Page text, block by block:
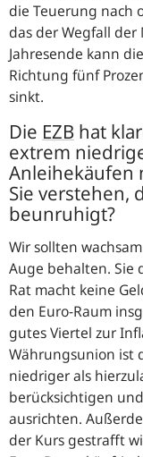
die Teuerung nach
das der Wegfall
Jahresende kann
Richtung fünf
sinkt.
Die EZB hat
extrem
Anleihekäufen
Sie verstehen,
beunruhigt?
Wir sollten
Auge behalten. Sie
Rat macht keine
den Euro-Raum
gutes Viertel zur
Währungsunion ist
niedriger als
berücksichtigen
ausrichten.
der Kurs gestrafft